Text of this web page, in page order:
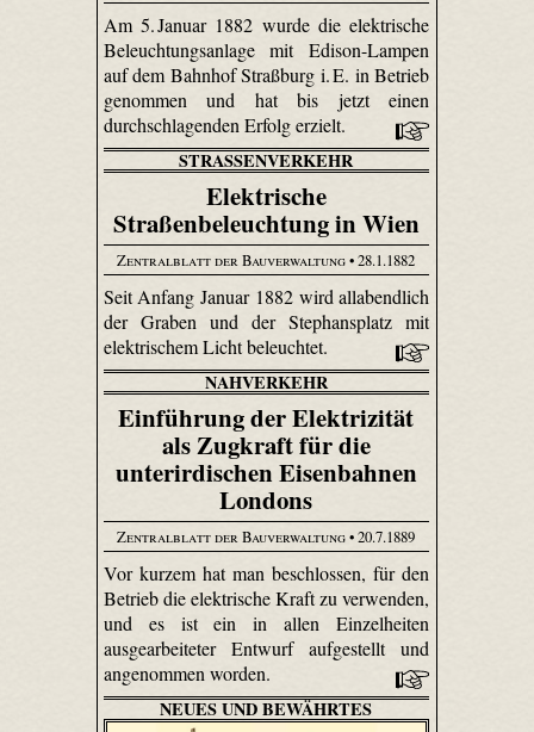
Am 5. Januar 1882 wurde die elektrische
Beleuchtungsanlage mit Edison-Lampen
auf dem Bahnhof Straßburg i. E. in Betrieb
genommen und hat bis jetzt einen
durchschlagenden Erfolg erzielt.
STRASSENVERKEHR
Elektrische
Straßenbeleuchtung in Wien
Zentralblatt der Bauverwaltung• 28.1.1882
Seit Anfang Januar 1882 wird allabendlich
der Graben und der Stephansplatz mit
elektrischem Licht beleuchtet.
NAHVERKEHR
Einführung der Elektrizität
als Zugkraft für die
unterirdischen Eisenbahnen
Londons
Zentralblatt der Bauverwaltung• 20.7.1889
Vor kurzem hat man beschlossen, für den
Betrieb die elektrische Kraft zu verwenden,
und es ist ein in allen Einzelheiten
ausgearbeiteter Entwurf aufgestellt und
angenommen worden.
NEUES UND BEWÄHRTES